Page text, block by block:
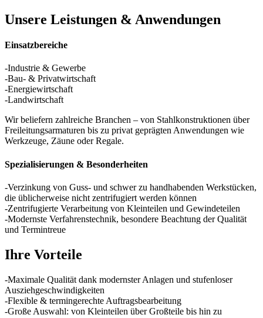
Unsere Leistungen & Anwendungen
Einsatzbereiche
-Industrie & Gewerbe
-Bau- & Privatwirtschaft
-Energiewirtschaft
-Landwirtschaft
Wir beliefern zahlreiche Branchen – von Stahlkonstruktionen über
Freileitungsarmaturen bis zu privat geprägten Anwendungen wie
Werkzeuge, Zäune oder Regale.
Spezialisierungen & Besonderheiten
-Verzinkung von Guss- und schwer zu handhabenden Werkstücken,
die üblicherweise nicht zentrifugiert werden können
-Zentrifugierte Verarbeitung von Kleinteilen und Gewindeteilen
-Modernste Verfahrenstechnik, besondere Beachtung der Qualität
und Termintreue
Ihre Vorteile
-Maximale Qualität dank modernster Anlagen und stufenloser
Ausziehgeschwindigkeiten
-Flexible & termingerechte Auftragsbearbeitung
-Große Auswahl: von Kleinteilen über Großteile bis hin zu